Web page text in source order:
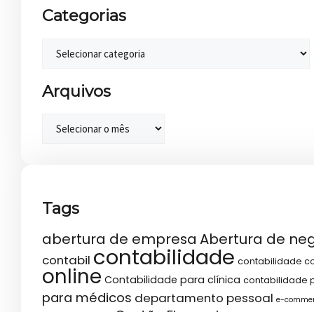
Categorias
Arquivos
Tags
abertura de empresa Abertura de
contabil contabilidade contabilidade
online Contabilidade para clínica contabilidade
para médicos departamento pessoal e-